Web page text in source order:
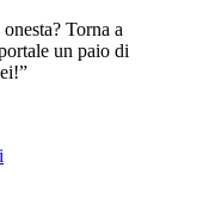
onesta? Torna a
un paio di